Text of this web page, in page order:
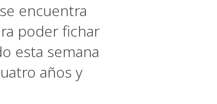
encuentra
poder fichar
esta semana
años y